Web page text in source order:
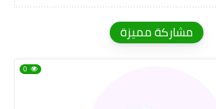
مشاركة مميزة
0